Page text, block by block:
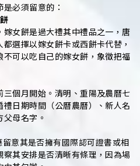
必須留意的：
女餅是過大禮其中禮品之一，唐
選擇以嫁女餅卡或西餅卡代替，
可以吃自己的嫁女餅，象徵把福
個月開始。清明、重陽及農曆七
日期時間（公曆農曆）、新人名
母名字。
意其是否擁有國際認可證書或相
其安排是否清晰有條理，因為場